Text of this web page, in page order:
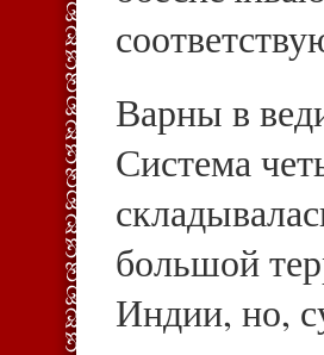
Варны в
Система
большой
Индии, но,